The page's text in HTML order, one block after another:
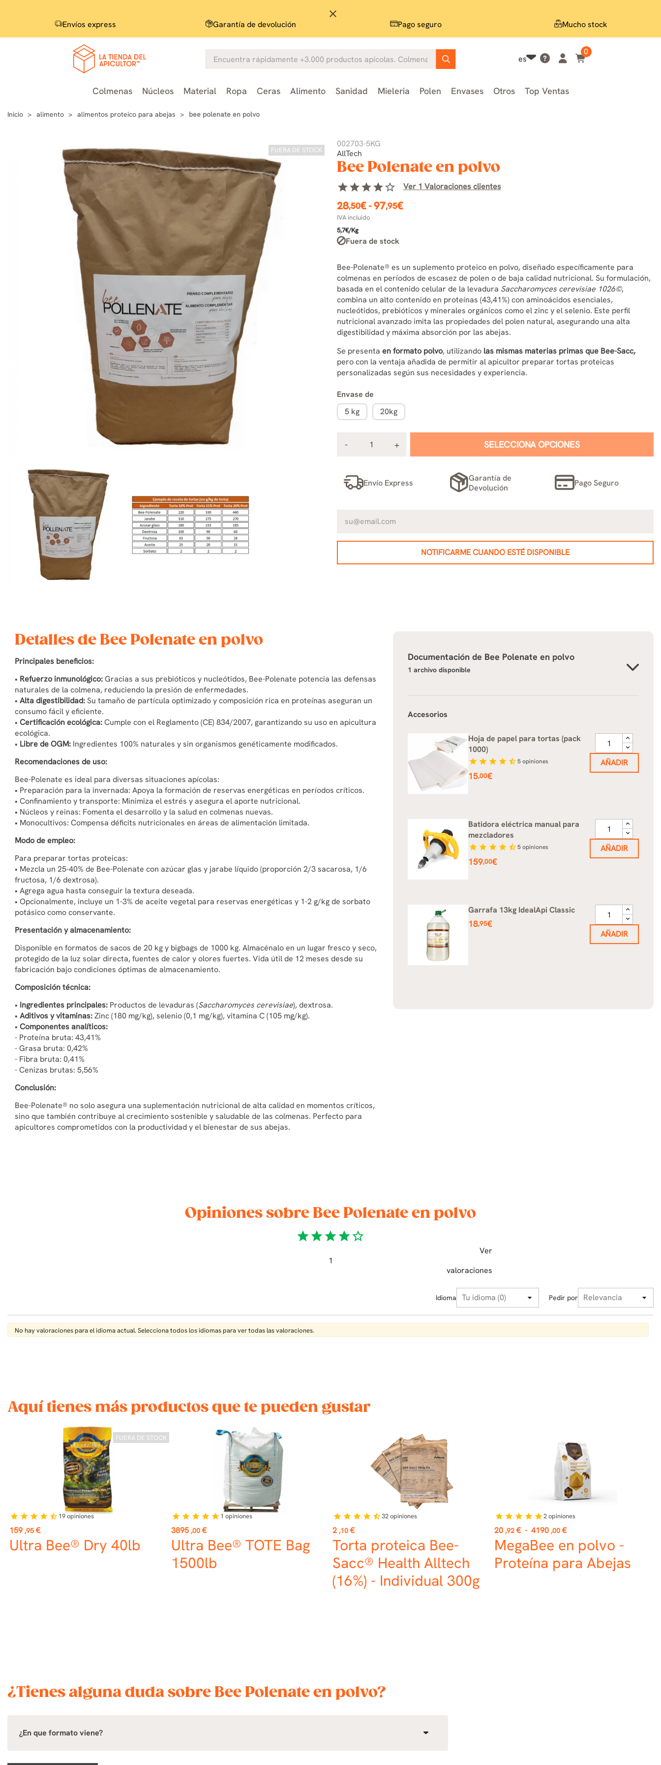
close
Envíos express Garantía de devolución Pago seguro Mucho stock
es
0
Colmenas Núcleos Material Ropa Ceras Alimento Sanidad Mieleria Polen Envases Otros Top Ventas
Inicio alimento alimentos proteico para abejas bee polenate en polvo
002703-5KG
AllTech
Bee Polenate en polvo
starstarstarstarstar_border Ver 1 Valoraciones clientes
FUERA DE STOCK
28,50€-97,95€
IVA incluido
5,7€/Kg
Fuera de stock
Bee-Polenate® es un suplemento proteico en polvo, diseñado específicamente para
colmenas en períodos de escasez de polen o de baja calidad nutricional. Su formulación,
basada en el contenido celular de la levadura Saccharomyces cerevisiae 1026©,
combina un alto contenido en proteínas (43,41%) con aminoácidos esenciales,
nucleótidos, prebióticos y minerales orgánicos como el zinc y el selenio. Este perfil
nutricional avanzado imita las propiedades del polen natural, asegurando una alta
digestibilidad y máxima absorción por las abejas.
Se presenta en formato polvo, utilizando las mismas materias primas que Bee-Sacc,
pero con la ventaja añadida de permitir al apicultor preparar tortas proteicas
personalizadas según sus necesidades y experiencia.
Envase de
5 kg
20kg
SELECCIONA OPCIONES
Envío Express
Garantía de
Devolución
Pago Seguro
NOTIFICARME CUANDO ESTÉ DISPONIBLE
Detalles de Bee Polenate en polvo
Principales beneficios:
• Refuerzo inmunológico:Gracias a sus prebióticos y nucleótidos, Bee-Polenate potencia las defensas
naturales de la colmena, reduciendo la presión de enfermedades.
• Alta digestibilidad:Su tamaño de partícula optimizado y composición rica en proteínas aseguran un
consumo fácil y eficiente.
• Certificación ecológica:Cumple con el Reglamento (CE) 834/2007, garantizando su uso en apicultura
ecológica.
• Libre de OGM: Ingredientes 100% naturales y sin organismos genéticamente modificados.
Recomendaciones de uso:
Bee-Polenate es ideal para diversas situaciones apícolas:
• Preparación para la invernada: Apoya la formación de reservas energéticas en períodos críticos.
• Confinamiento y transporte: Minimiza el estrés y asegura el aporte nutricional.
• Núcleos y reinas: Fomenta el desarrollo y la salud en colmenas nuevas.
• Monocultivos: Compensa déficits nutricionales en áreas de alimentación limitada.
Modo de empleo:
Para preparar tortas proteicas:
• Mezcla un 25-40% de Bee-Polenate con azúcar glas y jarabe líquido (proporción 2/3 sacarosa, 1/6
fructosa, 1/6 dextrosa).
• Agrega agua hasta conseguir la textura deseada.
• Opcionalmente, incluye un 1-3% de aceite vegetal para reservas energéticas y 1-2 g/kg de sorbato
potásico como conservante.
Presentación y almacenamiento:
Disponible en formatos de sacos de 20 kg y bigbags de 1000 kg. Almacénalo en un lugar fresco y seco,
protegido de la luz solar directa, fuentes de calor y olores fuertes. Vida útil de 12 meses desde su
fabricación bajo condiciones óptimas de almacenamiento.
Composición técnica:
• Ingredientes principales: Productos de levaduras (Saccharomyces cerevisiae), dextrosa.
• Aditivos y vitaminas:Zinc (180 mg/kg), selenio (0,1 mg/kg), vitamina C (105 mg/kg).
• Componentes analíticos:
- Proteína bruta: 43,41%
- Grasa bruta: 0,42%
- Fibra bruta: 0,41%
- Cenizas brutas: 5,56%
Conclusión:
Bee-Polenate® no solo asegura una suplementación nutricional de alta calidad en momentos críticos,
sino que también contribuye al crecimiento sostenible y saludable de las colmenas. Perfecto para
apicultores comprometidos con la productividad y el bienestar de sus abejas.
Documentación de Bee Polenate en polvo
1 archivo disponible
Accesorios
Hoja de papel para tortas (pack
1000)
star star star star star_half5opiniones
Precio
15,00€
AÑADIR
Batidora eléctrica manual para
mezcladores
star star star star star_half5opiniones
Precio
159,00€
AÑADIR
Garrafa 13kg IdealApi Classic
Precio
18,95€
AÑADIR
Opiniones sobre Bee Polenate en polvo
starstarstarstarstar_border
Ver
1
valoraciones
Idioma Pedir por
No hay valoraciones para el idioma actual. Selecciona todos los idiomas para ver todas las valoraciones.
Aquí tienes más productos que te pueden gustar
FUERA DE STOCK
Precio
159 ,95 €
Ultra Bee® Dry 40lb
star star star star star_half 19opiniones
Precio
3895 ,00 €
Ultra Bee® TOTE Bag
1500lb
star star star star star 1 opiniones
Precio
2 ,10 €
Torta proteica Bee-
Sacc® Health Alltech
(16%) - Individual 300g
star star star star star_half32opiniones
Precio
20 ,92 € - 4190 ,00 €
MegaBee en polvo -
Proteína para Abejas
star star star star star2opiniones
¿Tienes alguna duda sobre Bee Polenate en polvo?
¿En que formato viene?